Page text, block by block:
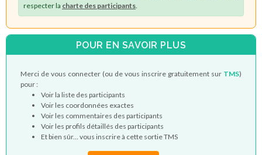
respecter la charte des participants
POUR EN SAVOIR PLUS
Merci de vous connecter (ou de vous inscrire gratuitement sur TMS)
pour :
Voir la liste des participants
Voir les coordonnées exactes
Voir les commentaires des participants
Voir les profils détaillés des participants
Et bien sûr... vous inscrire à cette sortie TMS